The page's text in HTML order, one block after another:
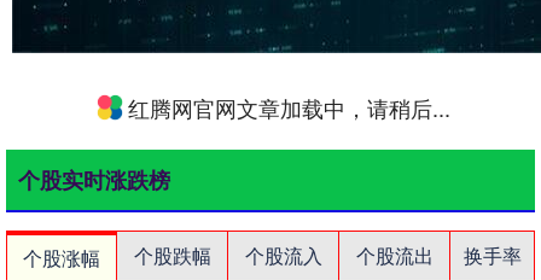
红腾网官网文章加载中，请稍后...
个股实时涨跌榜
个股涨幅 个股跌幅 个股流入 个股流出
换手率